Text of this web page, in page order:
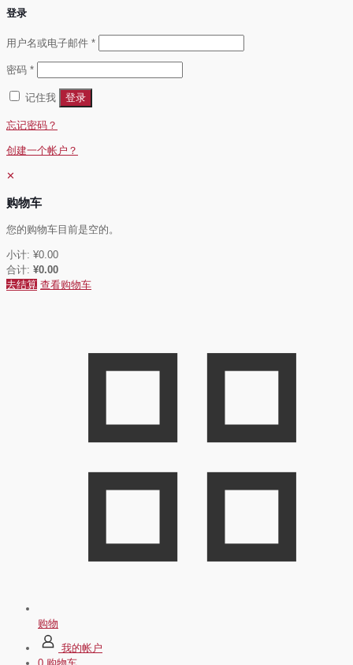
登录
用户名或电子邮件 *必
密码 *必
记住我
登录
忘记密码？
创建一个帐户？
✕
购物车
您的购物车目前是空的。
小计: ¥0.00
合计: ¥0.00
去结算 查看购物车
购物
我的帐户